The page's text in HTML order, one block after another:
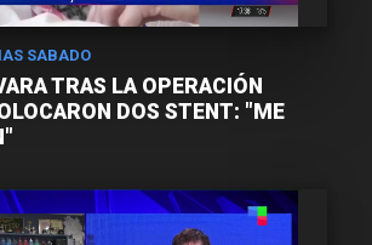
SABADO
TRAS LA OPERACIÓN
DOS STENT: "ME